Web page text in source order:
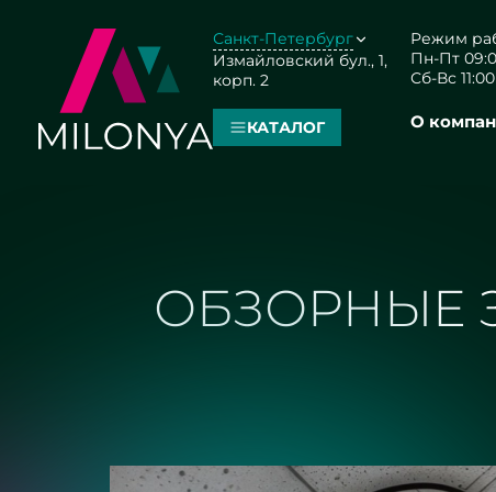
Санкт-Петербург
Измайловский бул., 1,
корп. 2
Режим
Пн-Пт
Сб-Вс
КАТАЛОГ О
ОБЗОРНЫЕ